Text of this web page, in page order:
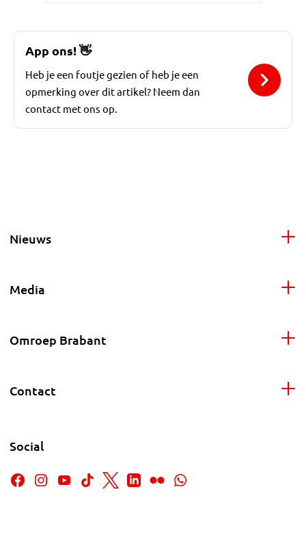
App ons!👋
Heb je een foutje gezien of heb je een
opmerking over dit artikel? Neem dan
contact met ons op.
Nieuws
Media
Omroep Brabant
Contact
Social